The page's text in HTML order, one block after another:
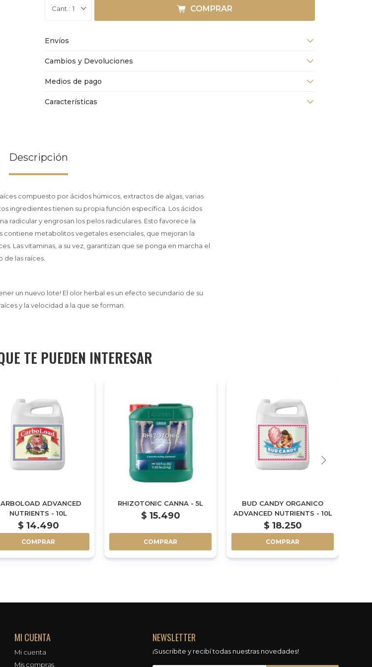
1 COMPRAR
Envíos
Cambios y Devoluciones
Medios de pago
Características
Descripción
compuesto por ácidos húmicos, extractos de algas, varias
ingredientes tienen su propia función específica. Los ácidos
radicular y engrosan los pelos radiculares. Esto favorece la
contiene metabolitos vegetales esenciales, que mejoran la
Las vitaminas, a su vez, garantizan que se ponga en marcha el
las raíces.
un nuevo lote! El olor herbal es un efecto secundario de su
y la velocidad a la que se forman.
TE PUEDEN INTERESAR
ADVANCED
NUTRIENTS - 10L
$ 14.490
COMPRAR
RHIZOTONIC CANNA - 5L
$ 15.490
COMPRAR
BUD CANDY ORGANICO
ADVANCED NUTRIENTS - 10L
$ 18.250
COMPRAR
MI CUENTA
Mi cuenta
Mis compras
NEWSLETTER
¡Suscribite y recibí todas nuestras novedades!